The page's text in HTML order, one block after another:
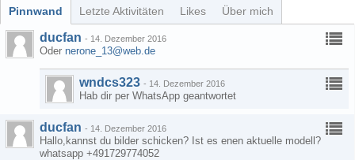
Pinnwand Letzte Aktivitäten Likes Über mich
ducfan - 14. Dezember 2016
Oder nerone_13@web.de
wndcs323 - 14. Dezember 2016
Hab dir per WhatsApp geantwortet
ducfan - 14. Dezember 2016
Hallo,kannst du bilder schicken? Ist es enen aktuelle modell?
whatsapp +491729774052